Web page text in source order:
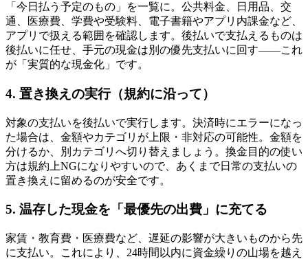
「今日払う予定のもの」を一覧に。公共料金、日用品、交
通、医療費、学費や受験料、電子書籍やアプリ内課金など、
アプリで扱える範囲を確認します。後払いで支払えるものは
後払いに任せ、手元の現金は別の優先支払いに回す——これ
が「実質的な現金化」です。
4. 置き換えの実行（規約に沿って）
対象の支払いを後払いで実行します。決済時にエラーになっ
た場合は、金額やカテゴリが上限・非対応の可能性。金額を
分けるか、別カテゴリへ切り替えましょう。換金目的の使い
方は規約上NGになりやすいので、あくまで日常の支払いの
置き換えに留めるのが安全です。
5. 温存した現金を「最優先の出費」に充てる
家賃・教育費・医療費など、遅延の影響が大きいものから先
に支払い。これにより、24時間以内に資金繰りの山場を越え